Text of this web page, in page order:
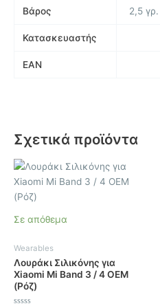
Βάρος 2,5 γρ.
Κατασκευαστής
EAN
Σχετικά προϊόντα
Σε απόθεμα
Wearables
Λουράκι Σιλικόνης για
Xiaomi Mi Band 3 / 4 OEM
(Ρόζ)